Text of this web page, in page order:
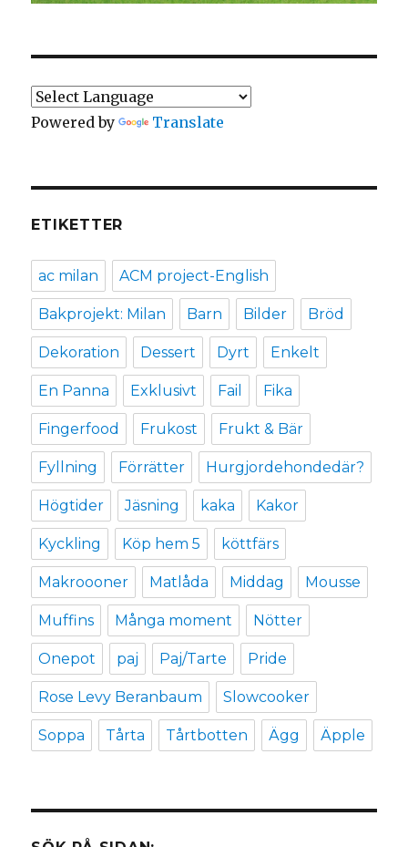
Powered by Translate
ETIKETTER
ac milan ACM project-English
Bakprojekt: Milan Barn Bilder Bröd
Dekoration Dessert Dyrt Enkelt
En Panna Exklusivt Fail Fika
Fingerfood Frukost Frukt & Bär
Fyllning Förrätter Hurgjordehondedär?
Högtider Jäsning kaka Kakor
Kyckling Köp hem 5 köttfärs
Makroooner Matlåda Middag Mousse
Muffins Många moment Nötter
Onepot paj Paj/Tarte Pride
Rose Levy Beranbaum Slowcooker
Soppa Tårta Tårtbotten Ägg Äpple